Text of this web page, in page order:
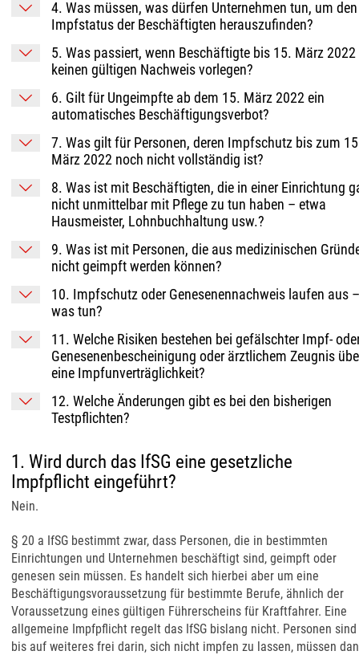
4. Was müssen, was dürfen Unternehmen tun, um den
Impfstatus der Beschäftigten herauszufinden?
5. Was passiert, wenn Beschäftigte bis 15. März 2022
keinen gültigen Nachweis vorlegen?
6. Gilt für Ungeimpfte ab dem 15. März 2022 ein
automatisches Beschäftigungsverbot?
7. Was gilt für Personen, deren Impfschutz bis zum
März 2022 noch nicht vollständig ist?
8. Was ist mit Beschäftigten, die in einer Einrichtung
nicht unmittelbar mit Pflege zu tun haben – etwa
Hausmeister, Lohnbuchhaltung usw.?
9. Was ist mit Personen, die aus medizinischen
nicht geimpft werden können?
10. Impfschutz oder Genesenennachweis laufen aus –
was tun?
11. Welche Risiken bestehen bei gefälschter Impf-
Genesenenbescheinigung oder ärztlichem Zeugnis
eine Impfunverträglichkeit?
12. Welche Änderungen gibt es bei den bisherigen
Testpflichten?
1. Wird durch das IfSG eine gesetzliche
Impfpflicht eingeführt?
Nein.
§ 20 a IfSG bestimmt zwar, dass Personen, die in bestimmten
Einrichtungen und Unternehmen beschäftigt sind, geimpft oder
genesen sein müssen. Es handelt sich hierbei aber um eine
Beschäftigungsvoraussetzung für bestimmte Berufe, ähnlich der
Voraussetzung eines gültigen Führerscheins für Kraftfahrer. Eine
allgemeine Impfpflicht regelt das IfSG bislang nicht. Personen sind
bis auf weiteres frei darin, sich nicht impfen zu lassen, müssen